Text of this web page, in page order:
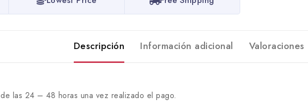
Descripción Información adicional
las 24 – 48 horas una vez realizado el pago.